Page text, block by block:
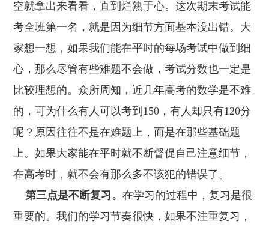
空就拿出来看看，直到烂熟于心。这次期末考试能
考全班第一名，就是因为细节方面基本没出错。大
家想一想，如果我们能在平时的每场考试中做到细
心，那么尽管有些难题不会做，考试分数也一定是
比较理想的。众所周知，近几年高考的数学是不难
的，可为什么有人可以考到150，有人却只有120分
呢？原因往往不是在难题上，而是在那些基础题
上。如果大家能在平时就不断督促自己注意细节，
在高考时，就不会有那么多不该犯的错误了。
第三点是不断复习。在学习的过程中，复习是很
重要的。我们的学习节奏很快，如果不注重复习，